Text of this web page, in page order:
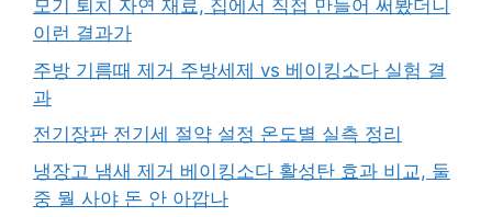
모기 퇴치 자연 재료, 집에서 직접 만들어 써봤더니
이런 결과가
주방 기름때 제거 주방세제 vs 베이킹소다 실험 결
과
전기장판 전기세 절약 설정 온도별 실측 정리
냉장고 냄새 제거 베이킹소다 활성탄 효과 비교, 둘
중 뭘 사야 돈 안 아깝나